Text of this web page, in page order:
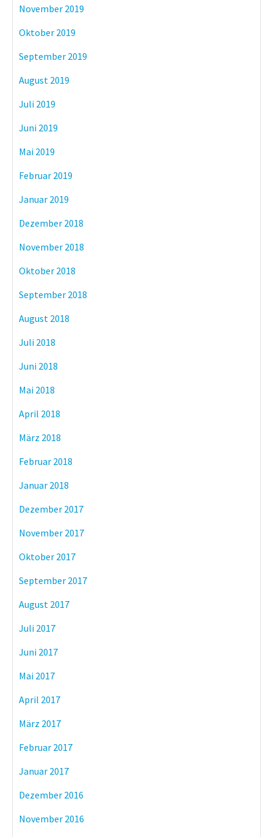
November 2019
Oktober 2019
September 2019
August 2019
Juli 2019
Juni 2019
Mai 2019
Februar 2019
Januar 2019
Dezember 2018
November 2018
Oktober 2018
September 2018
August 2018
Juli 2018
Juni 2018
Mai 2018
April 2018
März 2018
Februar 2018
Januar 2018
Dezember 2017
November 2017
Oktober 2017
September 2017
August 2017
Juli 2017
Juni 2017
Mai 2017
April 2017
März 2017
Februar 2017
Januar 2017
Dezember 2016
November 2016